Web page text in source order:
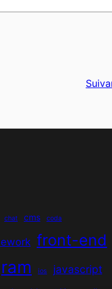
chat cms coda
front-end
ios javascript